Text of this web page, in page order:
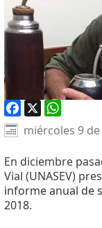
Facebook
X WhatsApp
miércoles 9
En diciembre
Vial (UNASEV)
informe anual de
2018.